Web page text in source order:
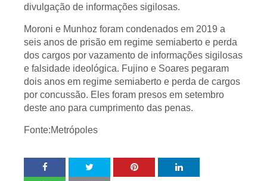
divulgação de informações sigilosas.
Moroni e Munhoz foram condenados em 2019 a
seis anos de prisão em regime semiaberto e perda
dos cargos por vazamento de informações sigilosas
e falsidade ideológica. Fujino e Soares pegaram
dois anos em regime semiaberto e perda de cargos
por concussão. Eles foram presos em setembro
deste ano para cumprimento das penas.
Fonte:Metrópoles